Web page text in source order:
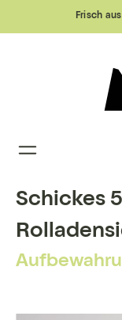
Frisch
Schickes